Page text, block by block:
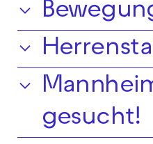
gesucht!